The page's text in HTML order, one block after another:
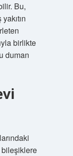
Bu,
birlikte
duman
bileşiklere